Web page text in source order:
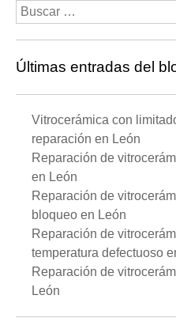
Buscar:
Últimas entradas del
Vitrocerámica con
reparación en León
Reparación de
en León
Reparación de
bloqueo en León
Reparación de
temperatura defectuoso
Reparación de
León